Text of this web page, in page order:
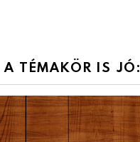
A TÉMAKÖR IS JÓ: